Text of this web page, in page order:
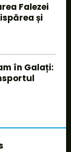
Falezei
și
în Galați: